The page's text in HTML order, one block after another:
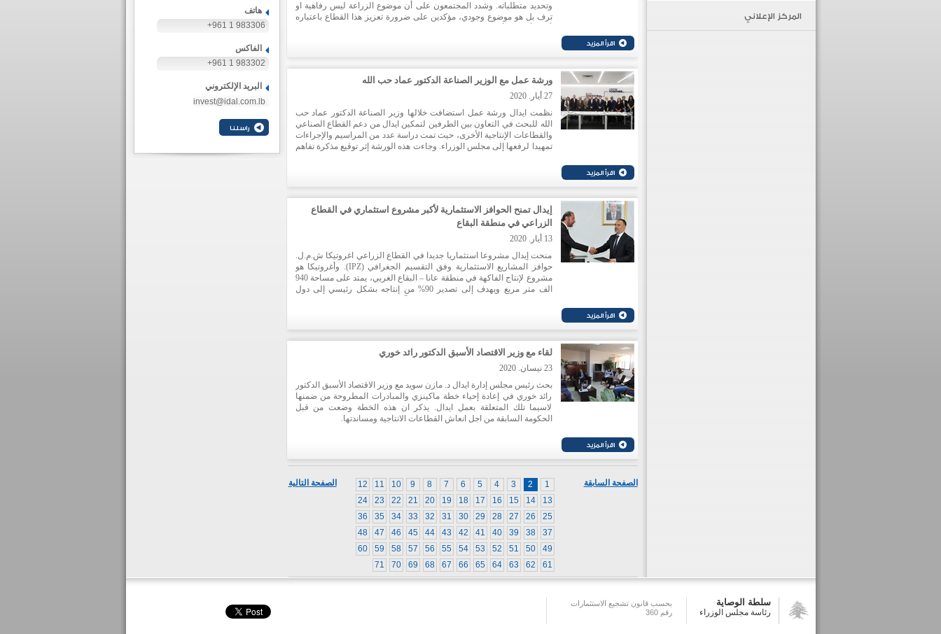
المركز الإعلاني
وتحديد متطلباته. وشدد المجتمعون على أن موضوع الزراعة ليس رفاهية او
ترف بل هو موضوع وجودي، مؤكدين على ضرورة تعزيز هذا القطاع باعتباره
ورشة عمل مع الوزير الصناعة الدكتور عماد حب الله
27 أيار. 2020
نظمت ايدال ورشة عمل استضافت خلالها وزير الصناعة الدكتور عماد حب
الله للبحث في التعاون بين الطرفين لتمكين ايدال من دعم القطاع الصناعي
والقطاعات الإنتاجية الأخرى، حيث تمت دراسة عدد من المراسيم والإجراءات
تمهيدا لرفعها إلى مجلس الوزراء. وجاءت هذه الورشة إثر توقيع مذكرة تفاهم
إيدال تمنح الحوافز الاستثمارية لأكبر مشروع استثماري في القطاع
الزراعي في منطقة البقاع
13 أيار. 2020
منحت إيدال مشروعا استثماريا جديدا في القطاع الزراعي اغروتيكا ش.م.ل.
حوافز المشاريع الاستثمارية وفق التقسيم الجغرافي (IPZ). وأغروتيكا هو
مشروع لإنتاج الفاكهة في منطقة عانا – البقاع الغربي، يمتد على مساحة 940
الف متر مربع ويهدف إلى تصدير 90% من إنتاجه بشكل رئيسي إلى دول
لقاء مع وزير الاقتصاد الأسبق الدكتور رائد خوري
23 نيسان. 2020
بحث رئيس مجلس إدارة ايدال د. مازن سويد مع وزير الاقتصاد الأسبق الدكتور
رائد خوري في إعادة إحياء خطة ماكينزي والمبادرات المطروحة من ضمنها
لاسيما تلك المتعلقة بعمل ايدال. يذكر ان هذه الخطة وضعت من قبل
الحكومة السابقة من اجل انعاش القطاعات الانتاجية ومساندتها.
الصفحة التالية 1
2
3
4
5
6
7
8
9
10
11
12
13
14
15
16
17
18
19
20
21
22
23
24
25
26
27
28
29
30
31
32
33
34
35
36
37
38
39
40
41
42
43
44
45
46
47
48
49
50
51
52
53
54
55
56
57
58
59
60
61
62
63
64
65
66
67
68
69
70
71
الصفحة السابقة
هاتف
+961 1 983306
الفاكس
+961 1 983302
البريد الإلكتروني
invest@idal.com.lb
سلطة الوصاية
رئاسة مجلس الوزراء
بحسب قانون تشجيع الاستثمارات
رقم 360